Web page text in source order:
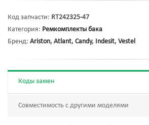
Код запчасти: RT242325-47
Категория: Ремкомплекты бака
Бренд: Ariston, Atlant, Candy, Indesit, Vestel
Коды замен
Совместимость с другими моделями